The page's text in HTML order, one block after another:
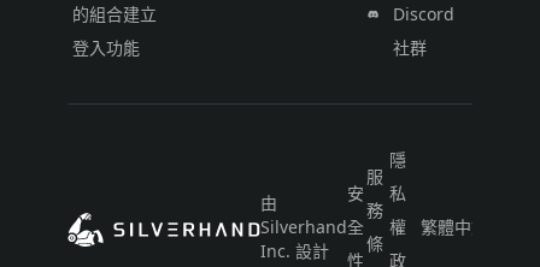
的組合建立
登入功能
Discord
社群
由
Silverhand
Inc. 設計
安
全
性
服
務
條
隱
私
權
政
繁體中文（台